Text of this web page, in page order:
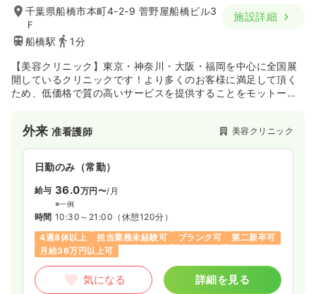
千葉県船橋市本町4-2-9 菅野屋船橋ビル3
Ｆ
船橋駅
1分
施設詳細
【美容クリニック】東京・神奈川・大阪・福岡を中心に全国展
開しているクリニックです！より多くのお客様に満足して頂く
ため、低価格で質の高いサービスを提供することをモットーに
外来准看護師 美容クリニック
日勤のみ（常勤）
給与 36.0万円〜/月
※一例
時間 10:30～21:00 （休憩120分）
4週8休以上
担当業務未経験可 ブランク可
第二新卒可
月給36万円以上可
気になる 詳細を見る